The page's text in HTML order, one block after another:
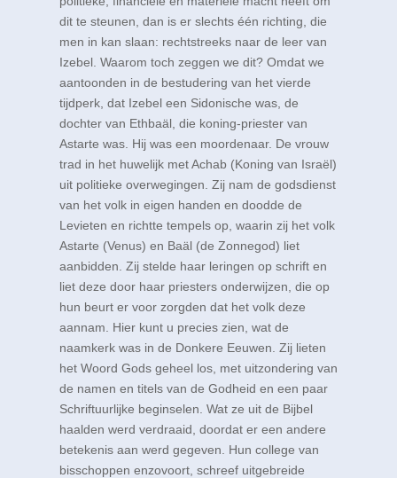
dit te steunen, dan is er slechts één richting, die
men in kan slaan: rechtstreeks naar de leer van
Izebel. Waarom toch zeggen we dit? Omdat we
aantoonden in de bestudering van het vierde
tijdperk, dat Izebel een Sidonische was, de
dochter van Ethbaäl, die koning-priester van
Astarte was. Hij was een moordenaar. De vrouw
trad in het huwelijk met Achab (Koning van Israël)
uit politieke overwegingen. Zij nam de godsdienst
van het volk in eigen handen en doodde de
Levieten en richtte tempels op, waarin zij het volk
Astarte (Venus) en Baäl (de Zonnegod) liet
aanbidden. Zij stelde haar leringen op schrift en
liet deze door haar priesters onderwijzen, die op
hun beurt er voor zorgden dat het volk deze
aannam. Hier kunt u precies zien, wat de
naamkerk was in de Donkere Eeuwen. Zij lieten
het Woord Gods geheel los, met uitzondering van
de namen en titels van de Godheid en een paar
Schriftuurlijke beginselen. Wat ze uit de Bijbel
haalden werd verdraaid, doordat er een andere
betekenis aan werd gegeven. Hun college van
bisschoppen enzovoort, schreef uitgebreide